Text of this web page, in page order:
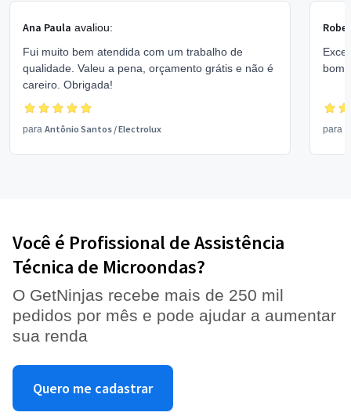
Ana Paula avaliou:
Fui muito bem atendida com um trabalho de
qualidade. Valeu a pena, orçamento grátis e não é
careiro. Obrigada!
para Antônio Santos /Electrolux
bom
para
Você é Profissional de Assistência
Técnica de Microondas?
O GetNinjas recebe mais de 250 mil
pedidos por mês e pode ajudar a aumentar
sua renda
Quero me cadastrar